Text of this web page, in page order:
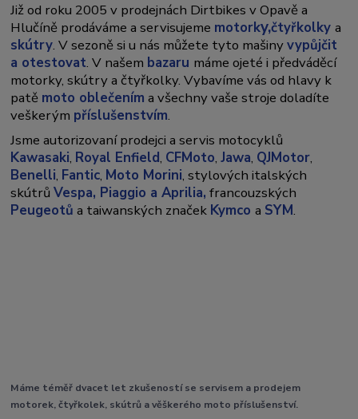
Již od roku 2005 v prodejnách Dirtbikes v Opavě a
Hlučíně prodáváme a servisujeme motorky,čtyřkolkya
skútry. V sezoně si u nás můžete tyto mašinyvypůjčit
a otestovat. V našem bazaru máme ojeté i předváděcí
motorky, skútry a čtyřkolky. Vybavíme vás od hlavy k
patě moto oblečením a všechny vaše stroje doladíte
veškerým příslušenstvím.
Jsme autorizovaní prodejci a servis motocyklů
Kawasaki, Royal Enfield, CFMoto,Jawa, QJMotor,
Benelli, Fantic, Moto Morini, stylových italských
skútrůVespa, Piaggio a Aprilia, francouzských
Peugeotů a taiwanských značek Kymcoa SYM.
Máme téměř dvacet let zkušeností se servisem a prodejem
motorek, čtyřkolek, skútrů a věškerého moto příslušenství.